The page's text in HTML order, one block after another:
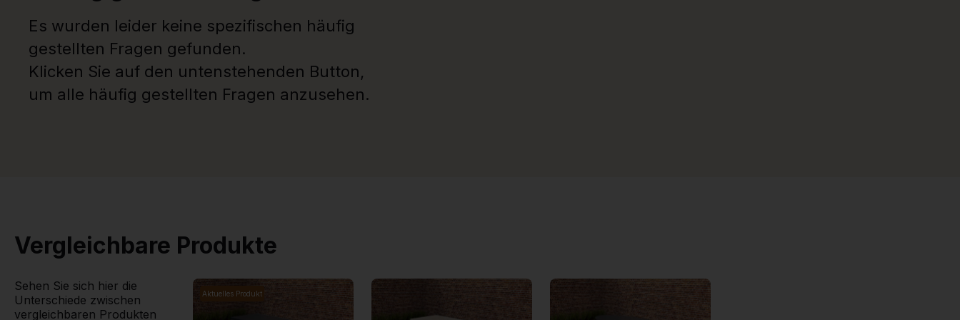
Es wurden leider keine spezifischen häufig
gestellten Fragen gefunden.
Klicken Sie auf den untenstehenden Button,
um alle häufig gestellten Fragen anzusehen.
Vergleichbare Produkte
Sehen Sie sich hier die
Unterschiede zwischen
vergleichbaren Produkten
Aktuelles Produkt